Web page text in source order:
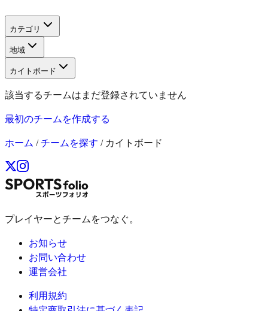
カテゴリ
地域
カイトボード
該当するチームはまだ登録されていません
最初のチームを作成する
ホーム /チームを探す / カイトボード
プレイヤーとチームをつなぐ。
お知らせ
お問い合わせ
運営会社
利用規約